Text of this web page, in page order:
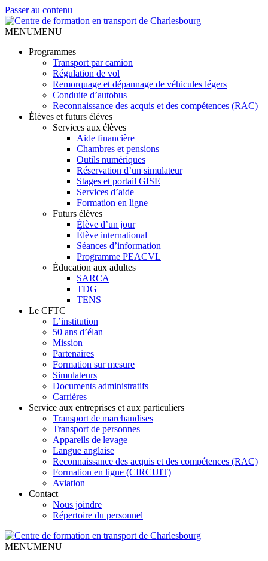
Passer au contenu
MENUMENU
Programmes
Transport par camion
Régulation de vol
Remorquage et dépannage de véhicules légers
Conduite d’autobus
Reconnaissance des acquis et des compétences (RAC)
Élèves et futurs élèves
Services aux élèves
Aide financière
Chambres et pensions
Outils numériques
Réservation d’un simulateur
Stages et portail GISE
Services d’aide
Formation en ligne
Futurs élèves
Élève d’un jour
Élève international
Séances d’information
Programme PEACVL
Éducation aux adultes
SARCA
TDG
TENS
Le CFTC
L’institution
50 ans d’élan
Mission
Partenaires
Formation sur mesure
Simulateurs
Documents administratifs
Carrières
Service aux entreprises et aux particuliers
Transport de marchandises
Transport de personnes
Appareils de levage
Langue anglaise
Reconnaissance des acquis et des compétences (RAC)
Formation en ligne (CIRCUIT)
Aviation
Contact
Nous joindre
Répertoire du personnel
MENUMENU